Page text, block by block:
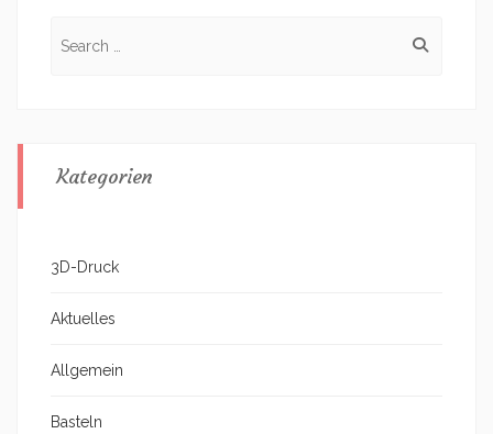
Kategorien
3D-Druck
Aktuelles
Allgemein
Basteln